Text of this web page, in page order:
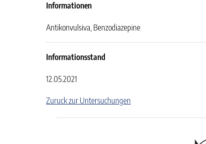
Informationen
Antikonvulsiva, Benzodiazepine
Informationsstand
12.05.2021
Zuruck zur Untersuchungen